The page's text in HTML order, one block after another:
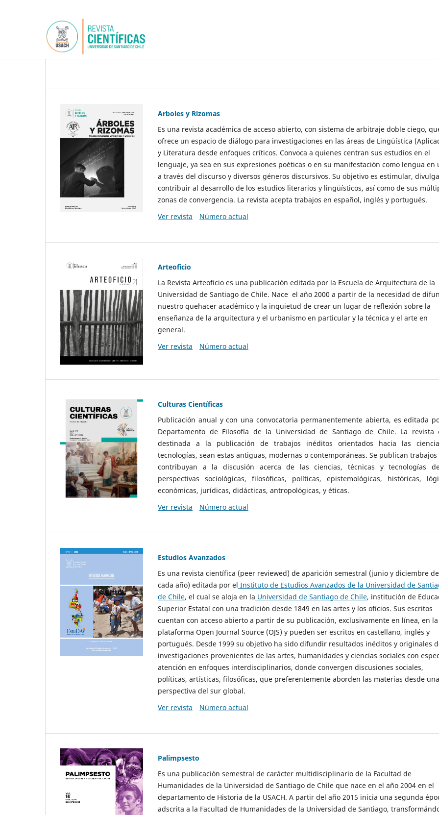
Arboles y Rizomas
Es una revista académica de acceso abierto, con sistema de arbitraje doble ciego,
ofrece un espacio de diálogo para investigaciones en las áreas de Lingüística
y Literatura desde enfoques críticos. Convoca a quienes centran sus estudios en el
lenguaje, ya sea en sus expresiones poéticas o en su manifestación como lengua en
a través del discurso y diversos géneros discursivos. Su objetivo es estimular,
contribuir al desarrollo de los estudios literarios y lingüísticos, así como de sus
zonas de convergencia. La revista acepta trabajos en español, inglés y portugués.
Ver revista
Número actual
Arteoficio
La Revista Arteoficio es una publicación editada por la Escuela de Arquitectura de la
Universidad de Santiago de Chile. Nace el año 2000 a partir de la necesidad de
nuestro quehacer académico y la inquietud de crear un lugar de reflexión sobre la
enseñanza de la arquitectura y el urbanismo en particular y la técnica y el arte en
general.
Ver revista
Número actual
Culturas Científicas
Publicación anual y con una convocatoria permanentemente abierta, es editada
Departamento de Filosofía de la Universidad de Santiago de Chile. La revista
destinada a la publicación de trabajos inéditos orientados hacia las
tecnologías, sean estas antiguas, modernas o contemporáneas. Se publican
contribuyan a la discusión acerca de las ciencias, técnicas y tecnologías
perspectivas sociológicas, filosóficas, políticas, epistemológicas, históricas,
económicas, jurídicas, didácticas, antropológicas, y éticas.
Ver revista
Número actual
Estudios Avanzados
Es una revista científica (peer reviewed) de aparición semestral (junio y diciembre de
cada año) editada por el Instituto de Estudios Avanzados de la Universidad de
de Chile, el cual se aloja en la Universidad de Santiago de Chile, institución de
Superior Estatal con una tradición desde 1849 en las artes y los oficios. Sus escritos
cuentan con acceso abierto a partir de su publicación, exclusivamente en línea, en la
plataforma Open Journal Source (OJS) y pueden ser escritos en castellano, inglés y
portugués. Desde 1999 su objetivo ha sido difundir resultados inéditos y originales
investigaciones provenientes de las artes, humanidades y ciencias sociales con
atención en enfoques interdisciplinarios, donde convergen discusiones sociales,
políticas, artísticas, filosóficas, que preferentemente aborden las materias desde una
perspectiva del sur global.
Ver revista
Número actual
Palimpsesto
Es una publicación semestral de carácter multidisciplinario de la Facultad de
Humanidades de la Universidad de Santiago de Chile que nace en el año 2004 en el
departamento de Historia de la USACH. A partir del año 2015 inicia una segunda
adscrita a la Facultad de Humanidades de la Universidad de Santiago,